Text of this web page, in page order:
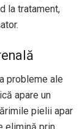
la tratament,
probleme ale
apare un
pielii apar
elimină prin